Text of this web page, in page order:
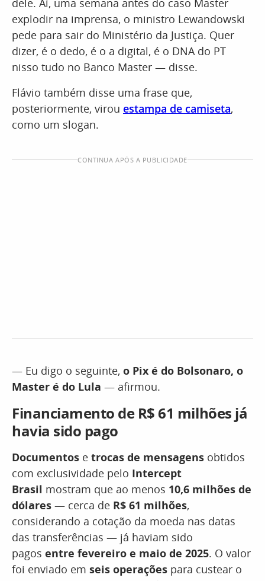
dele. Aí, uma semana antes do caso Master
explodir na imprensa, o ministro Lewandowski
pede para sair do Ministério da Justiça. Quer
dizer, é o dedo, é o a digital, é o DNA do PT
nisso tudo no Banco Master — disse.
Flávio também disse uma frase que,
posteriormente, virou estampa de camiseta,
como um slogan.
CONTINUA APÓS A PUBLICIDADE
— Eu digo o seguinte, o Pix é do Bolsonaro, o
Master é do Lula — afirmou.
Financiamento de R$ 61 milhões já
havia sido pago
Documentos e trocas de mensagens obtidos
com exclusividade pelo Intercept
Brasil mostram que ao menos 10,6 milhões de
dólares — cerca de R$ 61 milhões,
considerando a cotação da moeda nas datas
das transferências — já haviam sido
pagos entre fevereiro e maio de 2025. O valor
foi enviado em seis operações para custear o